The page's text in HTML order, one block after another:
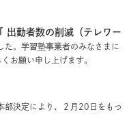
出勤者数の削減（テレワー
た。学習塾事業者のみなさまに
お願い申し上げます。
決定により、２月20日をもっ